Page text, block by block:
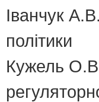
Іванчук
політики
Кужель